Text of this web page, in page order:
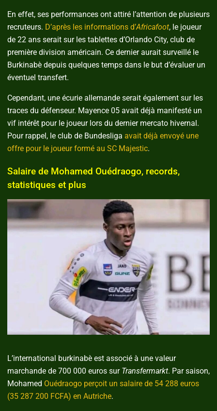
En effet, ses performances ont attiré l’attention de plusieurs
recruteurs. D’après les informations d’Africafoot, le joueur
de 22 ans serait sur les tablettes d’Orlando City, club de
première division américain. Ce dernier aurait surveillé le
Burkinabè depuis quelques temps dans le but d’évaluer un
éventuel transfert.
Cependant, une écurie allemande serait également sur les
traces du défenseur. Mayence 05 avait déjà manifesté un
vif intérêt pour le joueur lors du dernier mercato hivernal.
Pour rappel, le club de Bundesliga avait déjà envoyé une
offre pour le joueur formé au SC Majestic.
Salaire de Mohamed Ouédraogo, records,
statistiques et plus
L’international burkinabè est associé à une valeur
marchande de 700 000 euros sur Transfermarkt. Par saison,
Mohamed Ouédraogo perçoit un salaire de 54 288 euros
(35 287 200 FCFA) en Autriche.